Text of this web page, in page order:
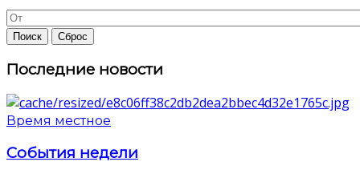
Последние новости
Время местное
События недели